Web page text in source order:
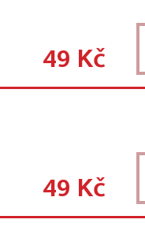
49 Kč
49 Kč